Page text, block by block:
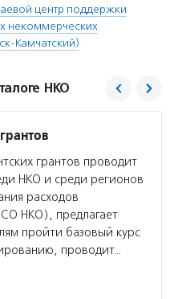
центр поддержки
некоммерческих
Камчатский)
НКО
грантов проводит
НКО и среди регионов
расходов
НКО), предлагает
пройти базовый курс
проводит…